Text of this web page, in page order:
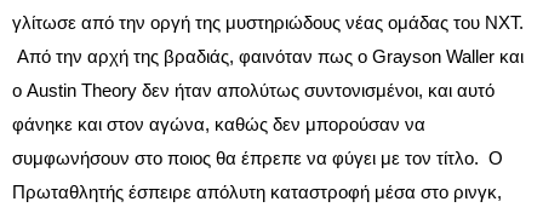
γλίτωσε από την οργή της μυστηριώδους νέας ομάδας του NXT.
Από την αρχή της βραδιάς, φαινόταν πως ο Grayson Waller και
ο Austin Theory δεν ήταν απολύτως συντονισμένοι, και αυτό
φάνηκε και στον αγώνα, καθώς δεν μπορούσαν να
συμφωνήσουν στο ποιος θα έπρεπε να φύγει με τον τίτλο. Ο
Πρωταθλητής έσπειρε απόλυτη καταστροφή μέσα στο ρινγκ,